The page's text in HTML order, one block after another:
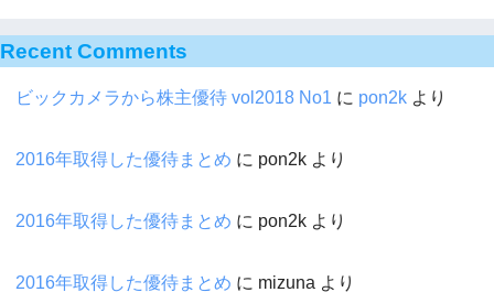
Recent Comments
ビックカメラから株主優待 vol2018 No1 に pon2k より
2016年取得した優待まとめ に pon2k より
2016年取得した優待まとめ に pon2k より
2016年取得した優待まとめ に mizuna より